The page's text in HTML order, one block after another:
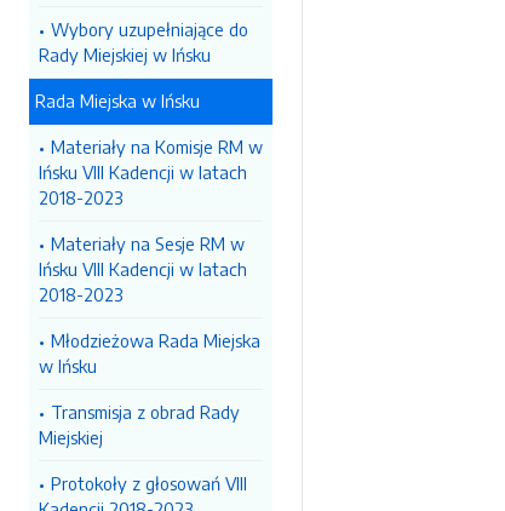
Wybory uzupełniające do
Rady Miejskiej w Ińsku
Rada Miejska w Ińsku
Materiały na Komisje RM w
Ińsku VIII Kadencji w latach
2018-2023
Materiały na Sesje RM w
Ińsku VIII Kadencji w latach
2018-2023
Młodzieżowa Rada Miejska
w Ińsku
Transmisja z obrad Rady
Miejskiej
Protokoły z głosowań VIII